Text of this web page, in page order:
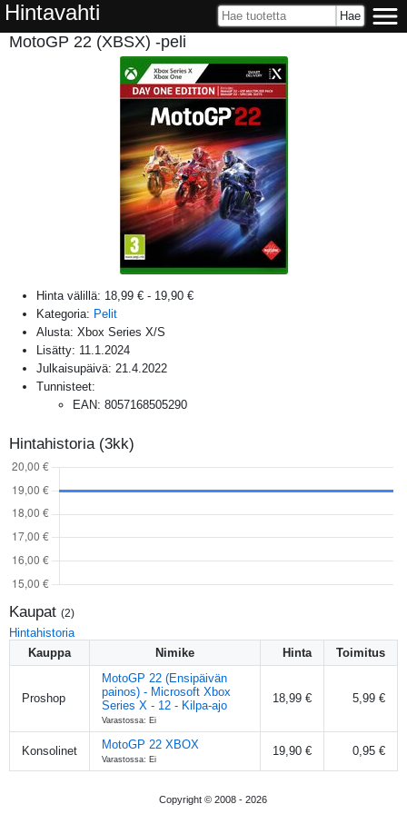
Hintavahti
MotoGP 22 (XBSX) -peli
Hinta välillä: 18,99 € - 19,90 €
Kategoria: Pelit
Alusta: Xbox Series X/S
Lisätty: 11.1.2024
Julkaisupäivä: 21.4.2022
Tunnisteet:
EAN: 8057168505290
Hintahistoria (3kk)
Kaupat (2)
Hintahistoria
Kauppa
Nimike Hinta Toimitus
Proshop
MotoGP 22 (Ensipäivän
painos) - Microsoft Xbox
Series X - 12 - Kilpa-ajo
Varastossa: Ei
18,99 € 5,99 €
Konsolinet MotoGP 22 XBOX
Varastossa: Ei
19,90 € 0,95 €
Copyright © 2008 - 2026